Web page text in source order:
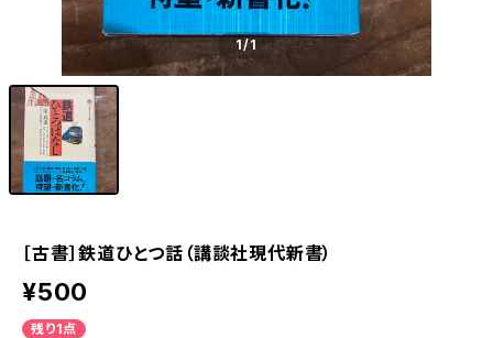
1/1
［古書］鉄道ひとつ話（講談社現代新書）
¥500
残り1点